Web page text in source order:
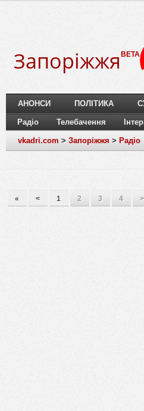
Запоріжжя BETA
АНОНСИ ПОЛІТИКА
Радіо Телебачення
vkadri.com > Запоріжжя > Радіо
« < 1 2 3 4 >